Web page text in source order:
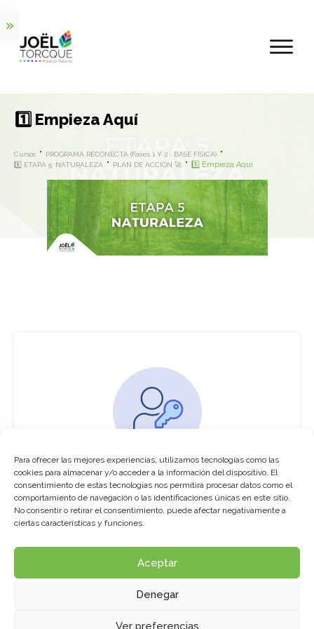
Para ofrecer las mejores experiencias, utilizamos tecnologías como las
cookies para almacenar y/o acceder a la información del dispositivo. El
consentimiento de estas tecnologías nos permitirá procesar datos como el
comportamiento de navegación o las identificaciones únicas en este sitio.
No consentir o retirar el consentimiento, puede afectar negativamente a
ciertas características y funciones.
Aceptar
Denegar
Ver preferencias
1️⃣ Empieza Aquí
Cursos
PROGRAMA RECONECTA (Fases 1 Y 2 · BASE FÍSICA)
5️⃣ ETAPA 5. NATURALEZA
PLAN DE ACCIÓN 🚀 1️⃣ Empieza Aquí
You must be logged in to access this
course
This course is only available for registered
Click here to login